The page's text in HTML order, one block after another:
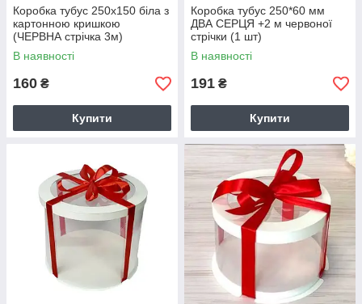
Коробка тубус 250х150 біла з
картонною кришкою
(ЧЕРВНА стрічка 3м)
В наявності
160 ₴
Купити
Коробка тубус 250*60 мм
ДВА СЕРЦЯ +2 м червоної
стрічки (1 шт)
В наявності
191 ₴
Купити